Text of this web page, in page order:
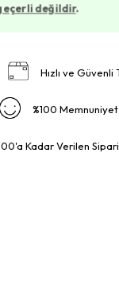
değildir.
Hızlı ve Güvenli
%100
Kadar Verilen